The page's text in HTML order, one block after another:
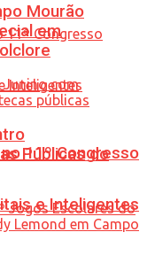
11º Congresso
e Inteligentes
Mourão
em
Públicas do